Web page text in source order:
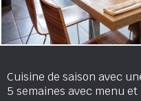
Cuisine de saison avec
5 semaines avec menu